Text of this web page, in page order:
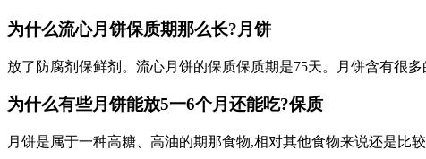
为什么流心月饼保质期那么长?月饼
放了防腐剂保鲜剂。流心月饼的保质保质期是75天。月饼含有很
为什么有些月饼能放5一6个月还能吃?保质
月饼是属于一种高糖、高油的期那食物,相对其他食物来说还是比